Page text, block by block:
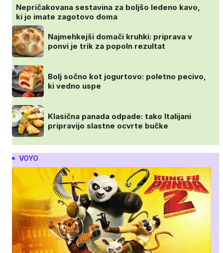
Nepričakovana sestavina za boljšo ledeno kavo,
ki jo imate zagotovo doma
Najmehkejši domači kruhki: priprava v
ponvi je trik za popoln rezultat
Bolj sočno kot jogurtovo: poletno pecivo,
ki vedno uspe
Klasična panada odpade: tako Italijani
pripravijo slastne ocvrte bučke
VOYO